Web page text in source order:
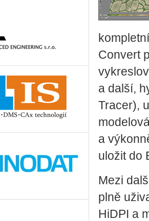
Convert
a další,
Tracer),
a
uložit do
Mezi
plně
HiDPI a